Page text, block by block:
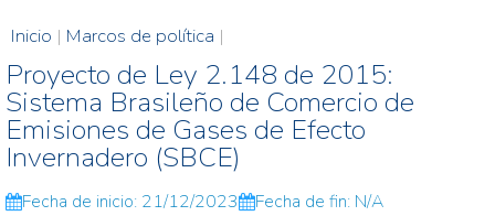
Inicio | Marcos de política |
Proyecto de Ley 2.148 de 2015:
Sistema Brasileño de Comercio de
Emisiones de Gases de Efecto
Invernadero (SBCE)
Fecha de inicio: 21/12/2023 Fecha de fin: N/A